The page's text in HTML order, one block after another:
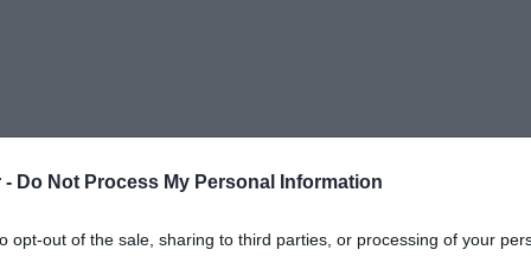
- Do Not Process My Personal Information
opt-out of the sale, sharing to third parties, or processing of your